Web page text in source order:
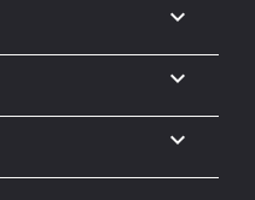


keyboard_arrow_down